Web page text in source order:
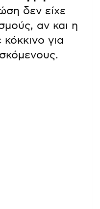
δεν είχε
αν και η
για